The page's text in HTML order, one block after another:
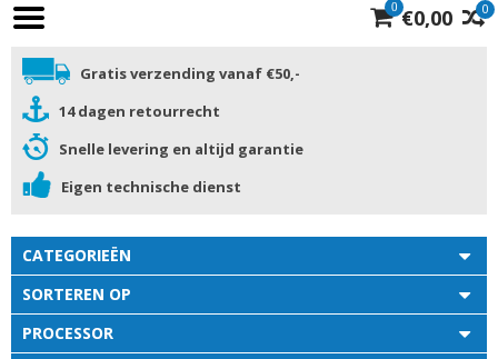
0
0 €0,00
Gratis verzending vanaf €50,-
14 dagen retourrecht
Snelle levering en altijd garantie
Eigen technische dienst
CATEGORIEËN
SORTEREN OP
PROCESSOR